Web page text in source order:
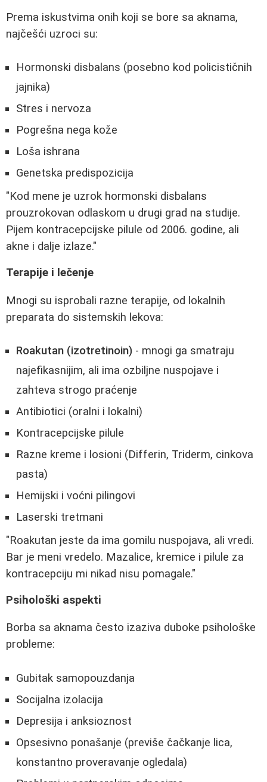
Prema iskustvima onih koji se bore sa aknama,
najčešći uzroci su:
Hormonski disbalans (posebno kod policističnih
jajnika)
Stres i nervoza
Pogrešna nega kože
Loša ishrana
Genetska predispozicija
"Kod mene je uzrok hormonski disbalans
prouzrokovan odlaskom u drugi grad na studije.
Pijem kontracepcijske pilule od 2006. godine, ali
akne i dalje izlaze."
Terapije i lečenje
Mnogi su isprobali razne terapije, od lokalnih
preparata do sistemskih lekova:
Roakutan (izotretinoin) - mnogi ga smatraju
najefikasnijim, ali ima ozbiljne nuspojave i
zahteva strogo praćenje
Antibiotici (oralni i lokalni)
Kontracepcijske pilule
Razne kreme i losioni (Differin, Triderm, cinkova
pasta)
Hemijski i voćni pilingovi
Laserski tretmani
"Roakutan jeste da ima gomilu nuspojava, ali vredi.
Bar je meni vredelo. Mazalice, kremice i pilule za
kontracepciju mi nikad nisu pomagale."
Psihološki aspekti
Borba sa aknama često izaziva duboke psihološke
probleme:
Gubitak samopouzdanja
Socijalna izolacija
Depresija i anksioznost
Opsesivno ponašanje (previše čačkanje lica,
konstantno proveravanje ogledala)